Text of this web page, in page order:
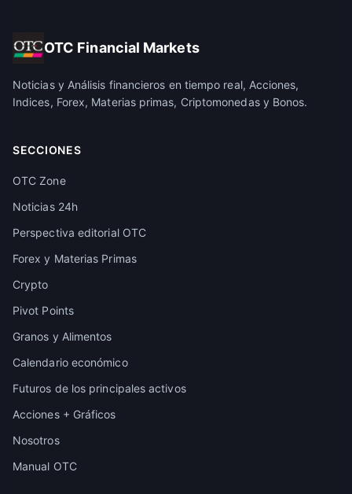
OTC Financial Markets
Noticias y Análisis financieros en tiempo real, Acciones,
Indices, Forex, Materias primas, Criptomonedas y Bonos.
SECCIONES
OTC Zone
Noticias 24h
Perspectiva editorial OTC
Forex y Materias Primas
Crypto
Pivot Points
Granos y Alimentos
Calendario económico
Futuros de los principales activos
Acciones + Gráficos
Nosotros
Manual OTC